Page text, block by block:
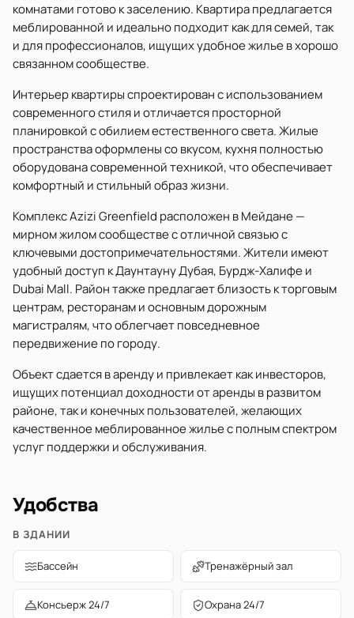
комнатами готово к заселению. Квартира предлагается
меблированной и идеально подходит как для семей, так
и для профессионалов, ищущих удобное жилье в хорошо
связанном сообществе.
Интерьер квартиры спроектирован с использованием
современного стиля и отличается просторной
планировкой с обилием естественного света. Жилые
пространства оформлены со вкусом, кухня полностью
оборудована современной техникой, что обеспечивает
комфортный и стильный образ жизни.
Комплекс Azizi Greenfield расположен в Мейдане —
мирном жилом сообществе с отличной связью с
ключевыми достопримечательностями. Жители имеют
удобный доступ к Даунтауну Дубая, Бурдж-Халифе и
Dubai Mall. Район также предлагает близость к торговым
центрам, ресторанам и основным дорожным
магистралям, что облегчает повседневное
передвижение по городу.
Объект сдается в аренду и привлекает как инвесторов,
ищущих потенциал доходности от аренды в развитом
районе, так и конечных пользователей, желающих
качественное меблированное жилье с полным спектром
услуг поддержки и обслуживания.
Удобства
В ЗДАНИИ
Бассейн Тренажёрный зал
Консьерж 24/7 Охрана 24/7